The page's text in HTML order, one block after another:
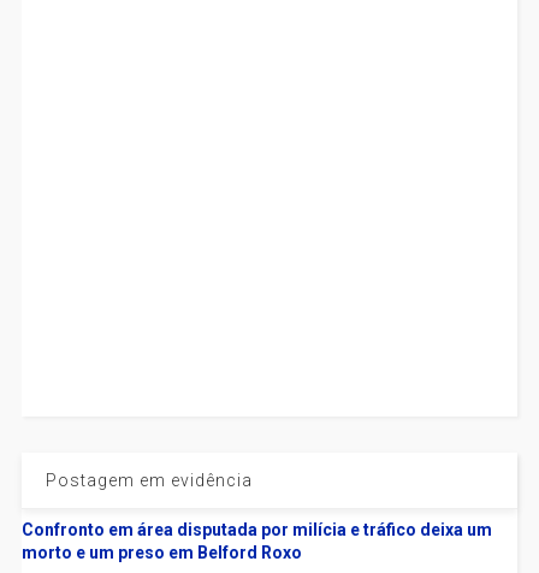
Postagem em evidência
Confronto em área disputada por milícia e tráfico deixa um
morto e um preso em Belford Roxo